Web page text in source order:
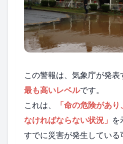
この警報は、気象庁が発表
最も高いレベルです。
これは、
「命の危険があ
なければならない状況」 を
すでに災害が発生している